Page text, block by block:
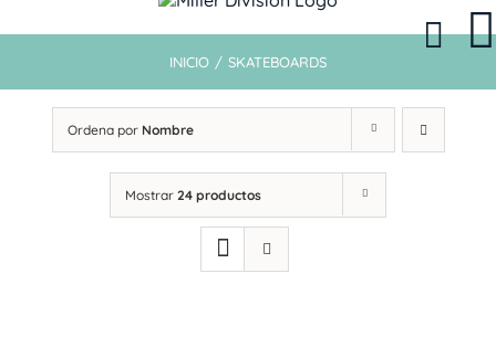
INICIO / SKATEBOARDS
Ordena por Nombre
Mostrar 24 productos